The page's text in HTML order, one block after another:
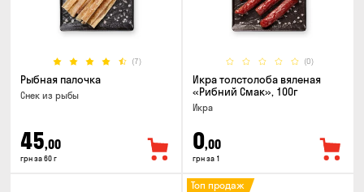
(7)
Рыбная палочка
Снек из рыбы
45,00
грн за 60 г
(0)
Икра толстолоба вяленая
«Рибний Смак», 100г
Икра
0,00
грн за 1
Топ продаж